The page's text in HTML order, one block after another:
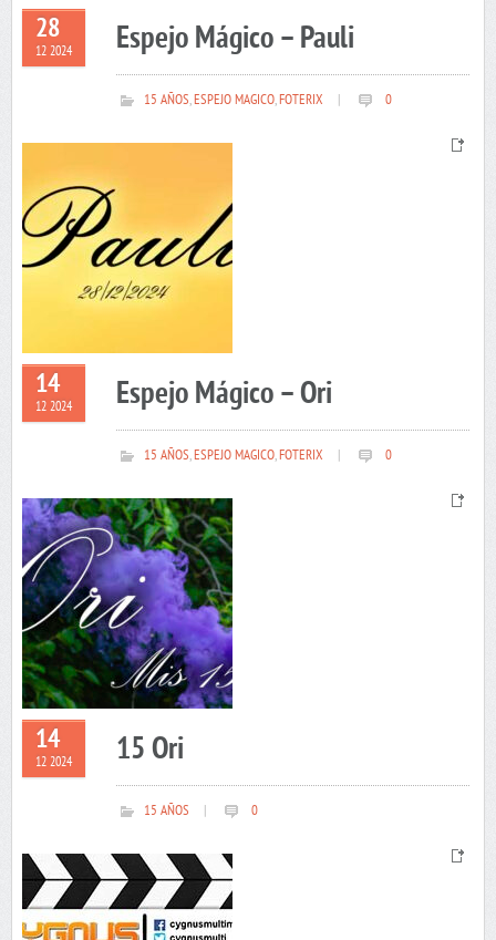
28
12 2024 Espejo Mágico – Pauli
15 AÑOS,ESPEJO MAGICO,FOTERIX 0
14
12 2024 Espejo Mágico – Ori
15 AÑOS,ESPEJO MAGICO,FOTERIX 0
14
12 2024 15 Ori
15 AÑOS 0